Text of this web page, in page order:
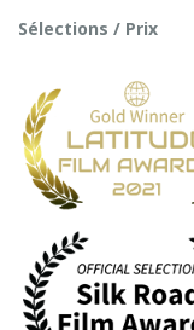
Sélections / Prix